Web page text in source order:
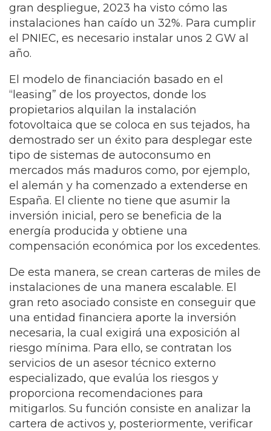
gran despliegue, 2023 ha visto cómo las
instalaciones han caído un 32%. Para cumplir
el PNIEC, es necesario instalar unos 2 GW al
año.
El modelo de financiación basado en el
“leasing” de los proyectos, donde los
propietarios alquilan la instalación
fotovoltaica que se coloca en sus tejados, ha
demostrado ser un éxito para desplegar este
tipo de sistemas de autoconsumo en
mercados más maduros como, por ejemplo,
el alemán y ha comenzado a extenderse en
España. El cliente no tiene que asumir la
inversión inicial, pero se beneficia de la
energía producida y obtiene una
compensación económica por los excedentes.
De esta manera, se crean carteras de miles de
instalaciones de una manera escalable. El
gran reto asociado consiste en conseguir que
una entidad financiera aporte la inversión
necesaria, la cual exigirá una exposición al
riesgo mínima. Para ello, se contratan los
servicios de un asesor técnico externo
especializado, que evalúa los riesgos y
proporciona recomendaciones para
mitigarlos. Su función consiste en analizar la
cartera de activos y, posteriormente, verificar